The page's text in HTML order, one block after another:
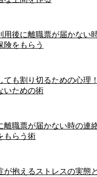
用後に離職票が届かない
険をもらう
ても割り切るための心理
いための術
離職票が届かない時の連
もらう術
が抱えるストレスの実態